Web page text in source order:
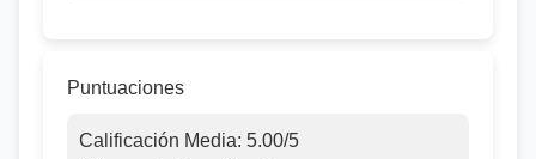
Puntuaciones
Calificación Media: 5.00/5